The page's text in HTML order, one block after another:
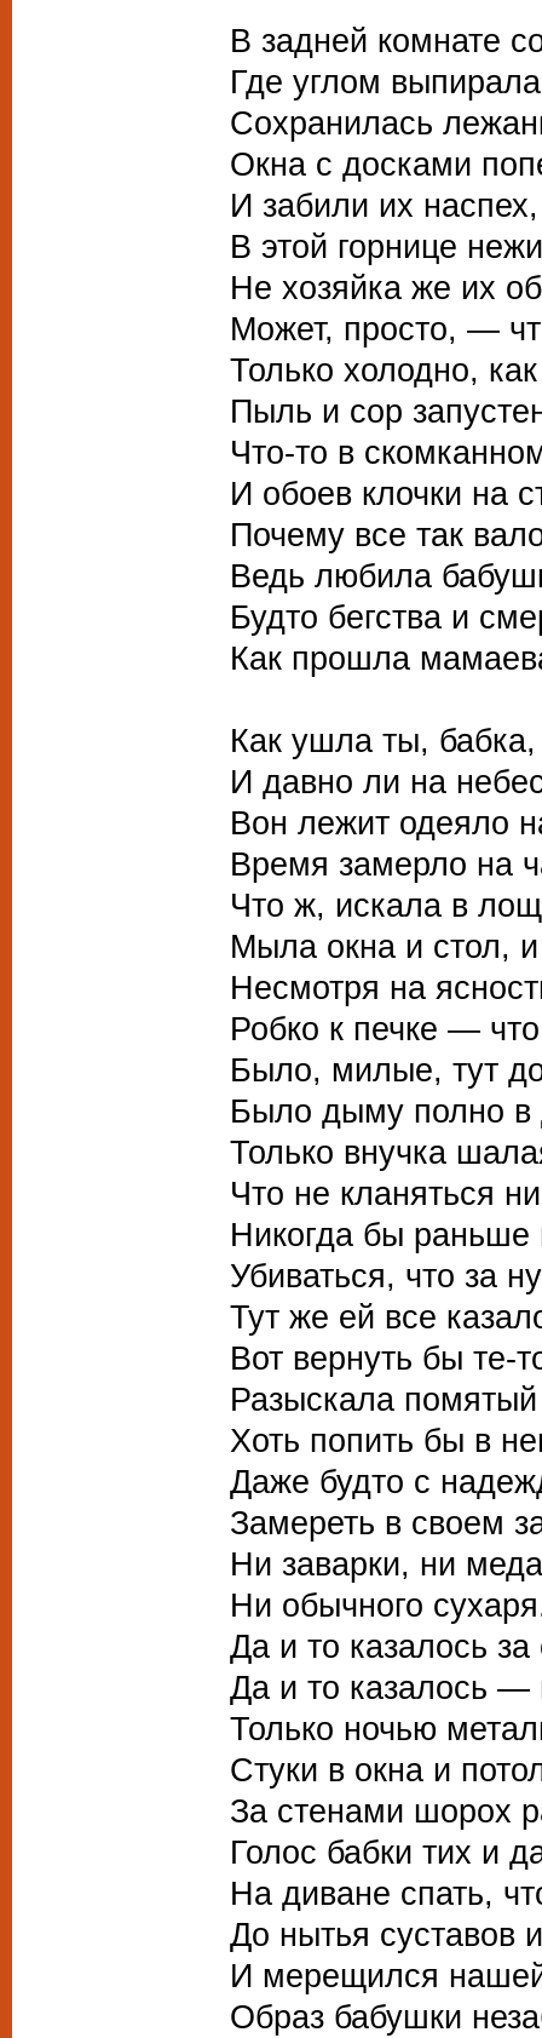
В задней комнате
Где углом
Сохранилась
Окна с досками
И забили их
В этой горнице
Не хозяйка же их
Может, просто, —
Только холодно,
Пыль и сор
Что-то в
И обоев клочки на
Почему все так
Ведь любила
Будто бегства и
Как прошла
Как ушла ты, бабка,
И давно ли на
Вон лежит одеяло
Время замерло на
Что ж, искала в
Мыла окна и стол,
Несмотря на
Робко к печке —
Было, милые, тут
Было дыму полно в
Только внучка
Что не кланяться
Никогда бы раньше
Убиваться, что за
Тут же ей все
Вот вернуть бы те-
Разыскала
Хоть попить бы в
Даже будто с
Замереть в своем
Ни заварки, ни
Ни обычного
Да и то казалось за
Да и то казалось —
Только ночью
Стуки в окна и
За стенами шорох
Голос бабки тих и
На диване спать,
До нытья суставов
И мерещился
Образ бабушки